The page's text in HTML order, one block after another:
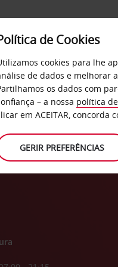
SERVIÇOS
de
de Cookies
cookies para lhe
de dados e melhorar
os dados com
– a nossa política
em ACEITAR, concorda
GERIR PREFERÊNCIAS